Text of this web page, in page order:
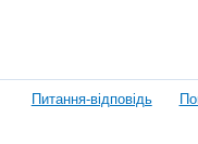
Питання-відповідь